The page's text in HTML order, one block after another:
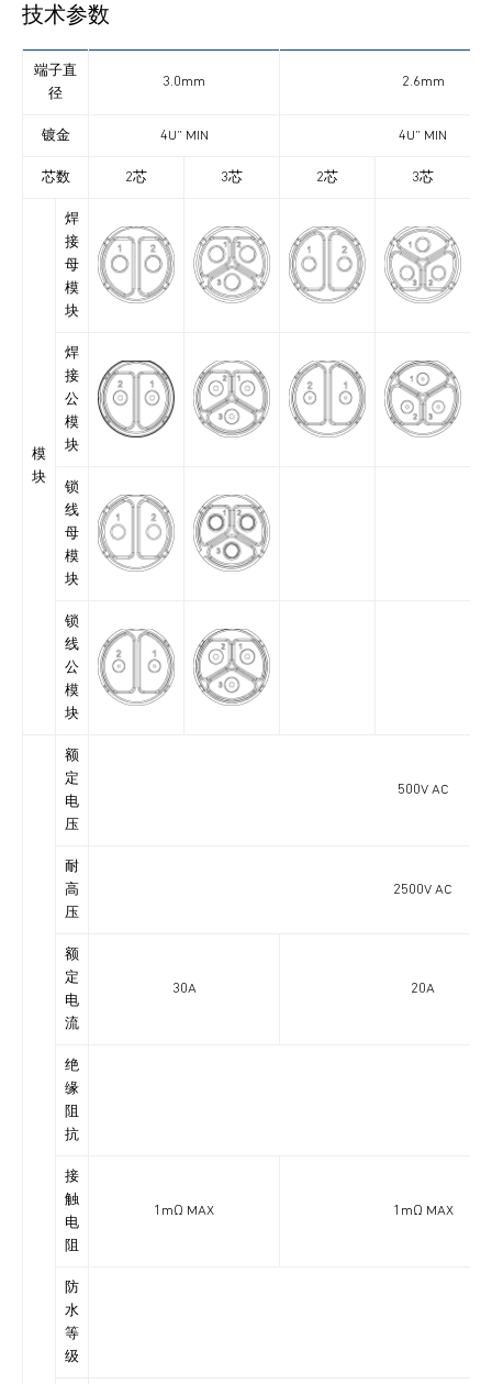
技术参数
端子直
径
3.0mm 2.6mm
镀金 4U” MIN 4U” MIN
芯数 2芯 3芯 2芯 3芯
模
块
焊
接
母
模
块
焊
接
公
模
块
锁
线
母
模
块
锁
线
公
模
块
额
定
电
压
500V AC
耐
高
压
2500V AC
额
定
电
流
30A 20A
绝
缘
阻
抗
接
触
电
阻
1mΩ MAX 1mΩ MAX
防
水
等
级